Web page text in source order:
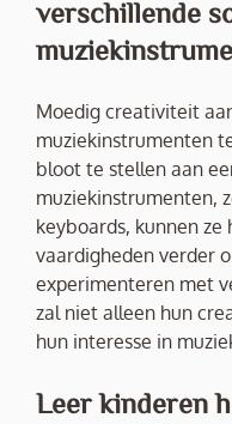
verschillende
Moedig creativiteit
muziekinstrumenten
bloot te stellen aan
muziekinstrumenten,
keyboards, kunnen
vaardigheden verder
experimenteren met
zal niet alleen hun
hun interesse in
Leer kinderen